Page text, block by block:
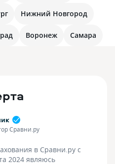
Нижний Новгород
Воронеж Самара
Сравни.ру
в Сравни.ру с
2024 являюсь